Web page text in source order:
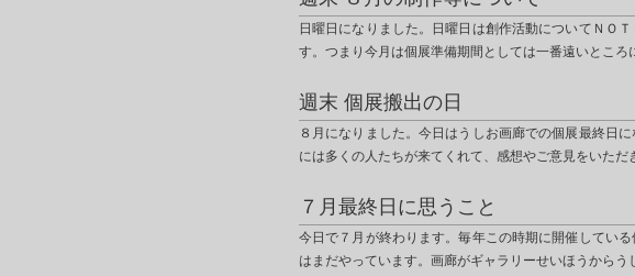
日曜日になりました。日曜日は創作活動についてＮＯ
す。つまり今月は個展準備期間としては一番遠いとこ
週末 個展搬出の日
８月になりました。今日はうしお画廊での個展最終日
には多くの人たちが来てくれて、感想やご意見をいた
７月最終日に思うこと
今日で７月が終わります。毎年この時期に開催してい
はまだやっています。画廊がギャラリーせいほうから